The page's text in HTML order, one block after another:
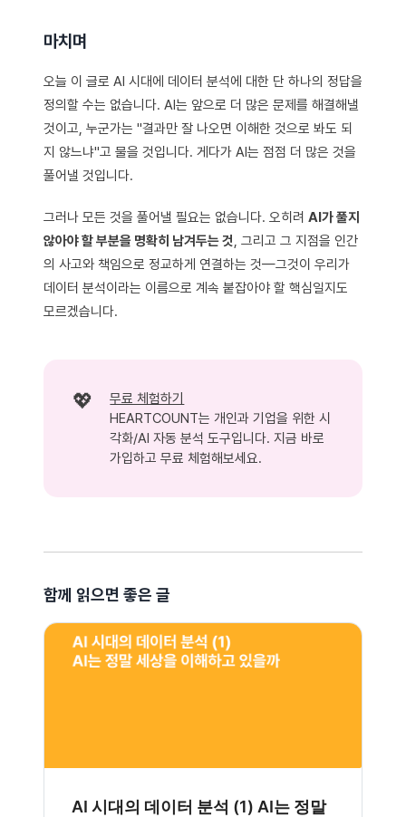
마치며
오늘 이 글로 AI 시대에 데이터 분석에 대한 단 하나의 정답을
정의할 수는 없습니다. AI는 앞으로 더 많은 문제를 해결해낼
것이고, 누군가는 "결과만 잘 나오면 이해한 것으로 봐도 되
지 않느냐"고 물을 것입니다. 게다가 AI는 점점 더 많은 것을
풀어낼 것입니다.
그러나 모든 것을 풀어낼 필요는 없습니다. 오히려 AI가 풀지
않아야 할 부분을 명확히 남겨두는 것, 그리고 그 지점을 인간
의 사고와 책임으로 정교하게 연결하는 것—그것이 우리가
데이터 분석이라는 이름으로 계속 붙잡아야 할 핵심일지도
모르겠습니다.
💖
무료 체험하기
HEARTCOUNT는 개인과 기업을 위한 시
각화/AI 자동 분석 도구입니다. 지금 바로
가입하고 무료 체험해보세요.
함께 읽으면 좋은 글
AI 시대의 데이터 분석 (1) AI는 정말